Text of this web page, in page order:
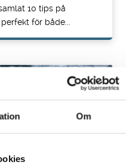
Om
10 tips på
för både...